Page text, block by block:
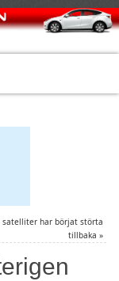
satelliter har börjat störta
tillbaka »